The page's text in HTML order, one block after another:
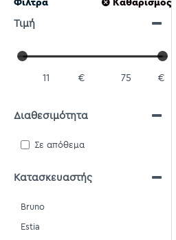
Τιμή
€ €
Κατασκευαστής
Bruno
Estia
Διαθεσιμότητα
Σε απόθεμα